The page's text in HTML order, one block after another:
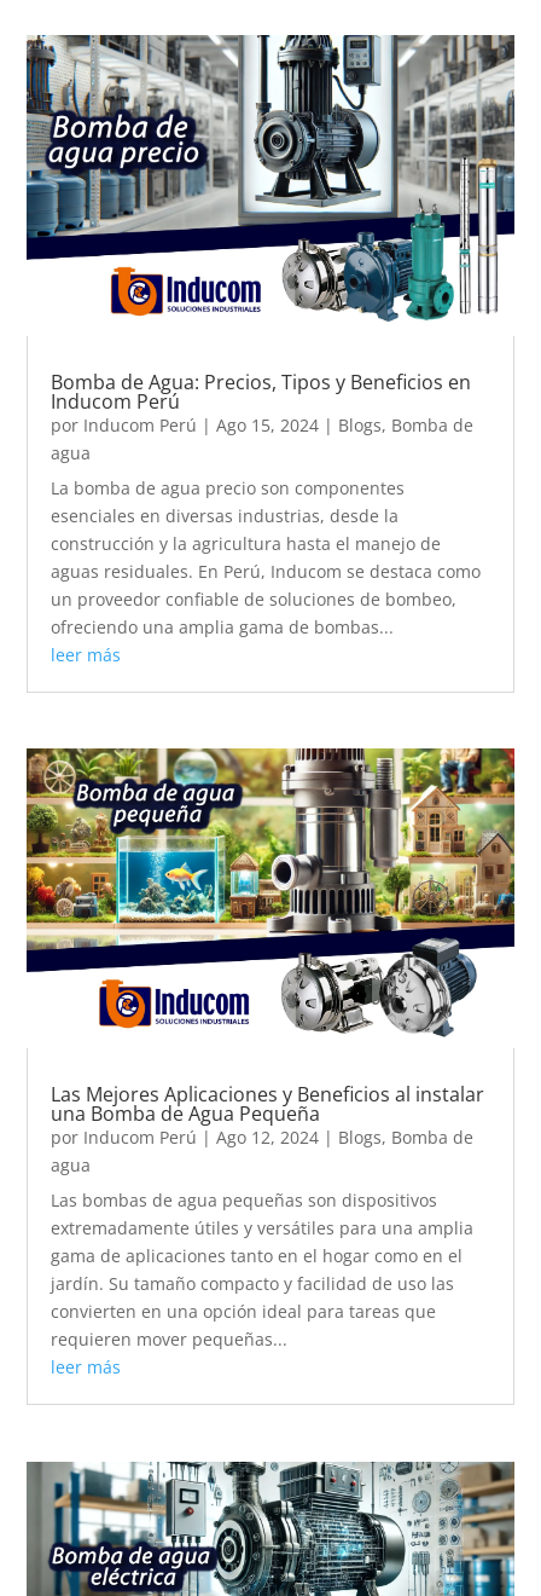
Bomba de Agua: Precios, Tipos y Beneficios en
Inducom Perú
por Inducom Perú |Ago 15, 2024 | Blogs, Bomba de
agua
La bomba de agua precio son componentes
esenciales en diversas industrias, desde la
construcción y la agricultura hasta el manejo de
aguas residuales. En Perú, Inducom se destaca como
un proveedor confiable de soluciones de bombeo,
ofreciendo una amplia gama de bombas...
leer más
Las Mejores Aplicaciones y Beneficios al instalar
una Bomba de Agua Pequeña
por Inducom Perú |Ago 12, 2024 | Blogs, Bomba de
agua
Las bombas de agua pequeñas son dispositivos
extremadamente útiles y versátiles para una amplia
gama de aplicaciones tanto en el hogar como en el
jardín. Su tamaño compacto y facilidad de uso las
convierten en una opción ideal para tareas que
requieren mover pequeñas...
leer más